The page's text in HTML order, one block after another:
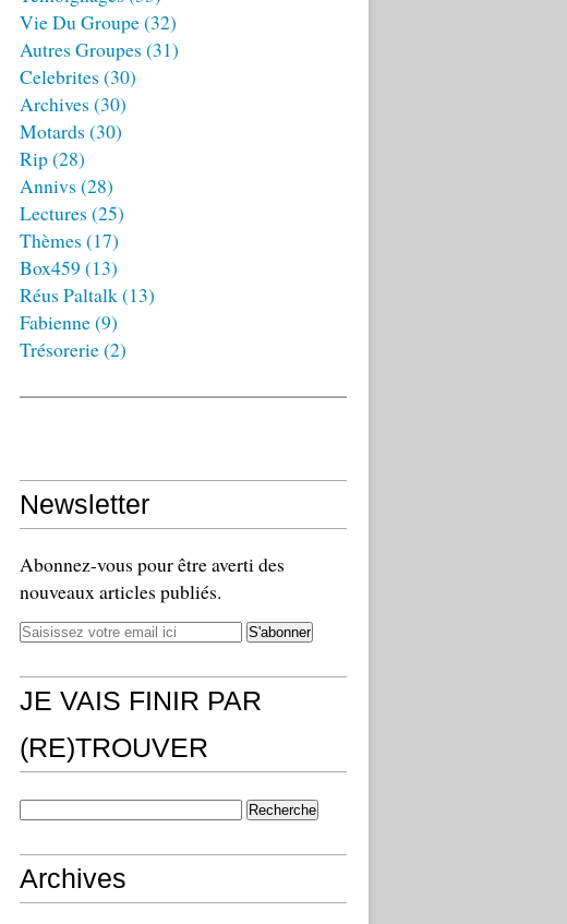
Vie Du Groupe(32)
Autres Groupes (31)
Celebrites (30)
Archives (30)
Motards (30)
Rip(28)
Annivs (28)
Lectures (25)
Thèmes (17)
Box459 (13)
Réus Paltalk(13)
Fabienne(9)
Trésorerie(2)
Newsletter
Abonnez-vous pour être averti des
nouveaux articles publiés.
JE VAIS FINIR PAR
(RE)TROUVER
Archives